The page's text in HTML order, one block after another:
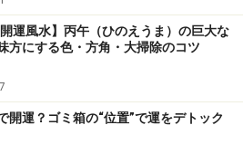
なく使っていませんか？ ぜひ自
ものを見つけてみてください。
のマグカップをラッキーカラー
っといい万年筆を準備してみた
開運風水】丙午（ひのえうま）の巨大な
方にする色・方角・大掃除のコツ
開運？ゴミ箱の“位置”で運をデトック